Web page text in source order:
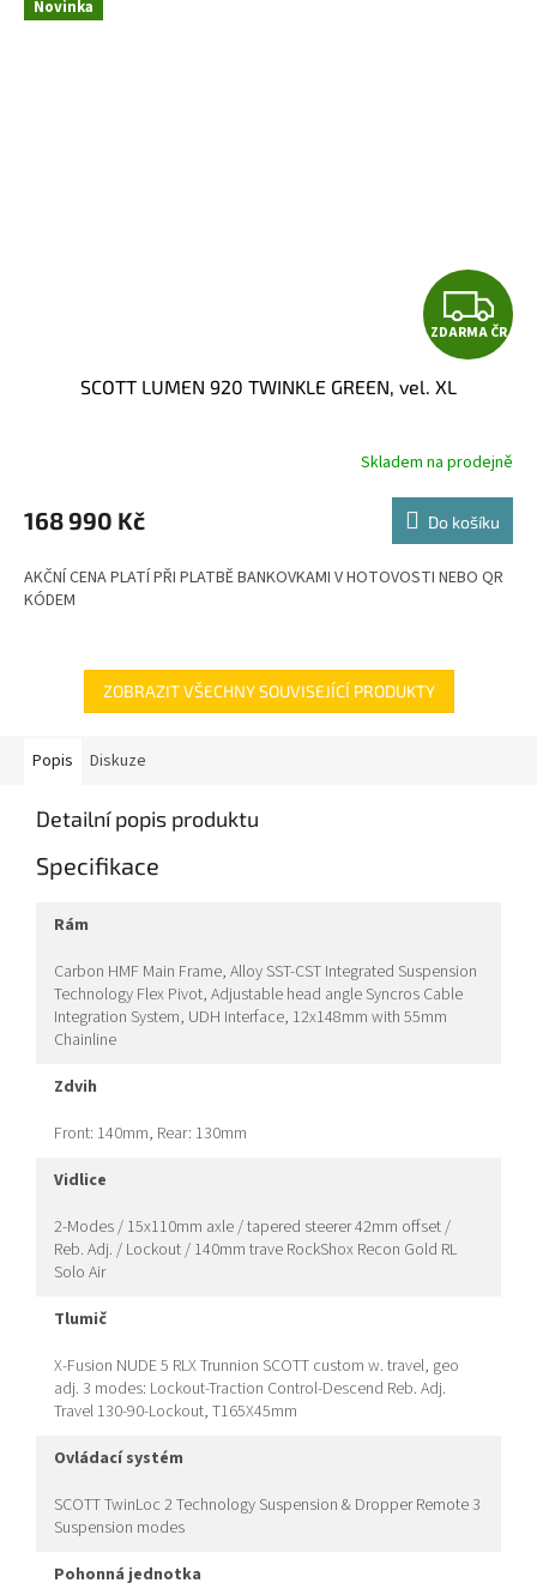
Novinka
Z
D
R
M
A
ZDARMA ČR
SCOTT LUMEN 920 TWINKLE GREEN, vel. XL
Skladem na prodejně
168 990 Kč Do košíku
AKČNÍ CENA PLATÍ PŘI PLATBĚ BANKOVKAMI V HOTOVOSTI NEBO QR
KÓDEM
ZOBRAZIT VŠECHNY SOUVISEJÍCÍ PRODUKTY
Popis Diskuze
Detailní popis produktu
Specifikace
rám
Carbon HMF Main Frame, Alloy SST-CST Integrated Suspension
Technology Flex Pivot, Adjustable head angle Syncros Cable
Integration System, UDH Interface, 12x148mm with 55mm
Chainline
zdvih
Front: 140mm, Rear: 130mm
vidlice
2-Modes / 15x110mm axle / tapered steerer 42mm offset /
Reb. Adj. / Lockout / 140mm trave RockShox Recon Gold RL
Solo Air
tlumič
X-Fusion NUDE 5 RLX Trunnion SCOTT custom w. travel, geo
adj. 3 modes: Lockout-Traction Control-Descend Reb. Adj.
Travel 130-90-Lockout, T165X45mm
ovládací systém
SCOTT TwinLoc 2 Technology Suspension & Dropper Remote 3
Suspension modes
pohonná jednotka